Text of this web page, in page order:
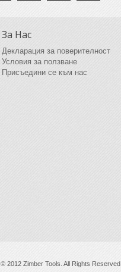
За Нас
Декларация за поверителност
Условия за ползване
Присъедини се към нас
© 2012 Zimber Tools. All Rights Reserved.